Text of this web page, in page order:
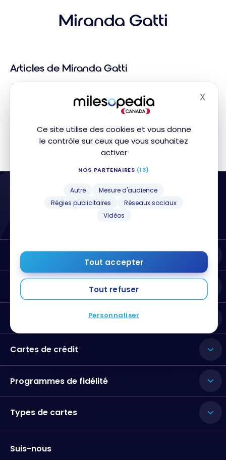
Ce site utilise des cookies et vous donne
le contrôle sur ceux que vous souhaitez
activer
NOS PARTENAIRES (13)
Autre
Mesure d'audience
Régies publicitaires
Réseaux sociaux
Vidéos
Tout accepter
Tout refuser
Personnaliser
X
Miranda Gatti
Articles de Miranda Gatti
Désolé, aucun article ne correspond à vos critères.
Milesopedia
Ressources utiles
Meilleures cartes de crédit
Cartes de crédit
Programmes de fidélité
Types de cartes
Suis-nous